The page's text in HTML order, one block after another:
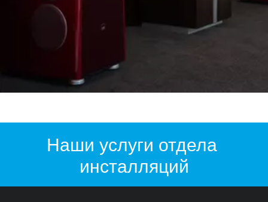
Наши услуги отдела
инсталляций